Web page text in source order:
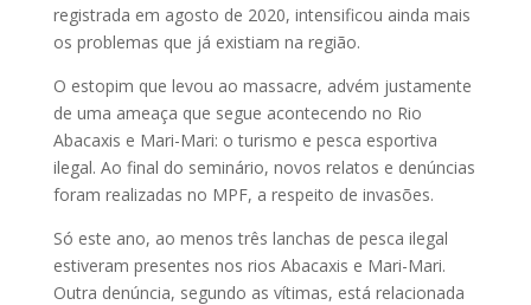
registrada em agosto de 2020, intensificou ainda mais
os problemas que já existiam na região.
O estopim que levou ao massacre, advém justamente
de uma ameaça que segue acontecendo no Rio
Abacaxis e Mari-Mari: o turismo e pesca esportiva
ilegal. Ao final do seminário, novos relatos e denúncias
foram realizadas no MPF, a respeito de invasões.
Só este ano, ao menos três lanchas de pesca ilegal
estiveram presentes nos rios Abacaxis e Mari-Mari.
Outra denúncia, segundo as vítimas, está relacionada